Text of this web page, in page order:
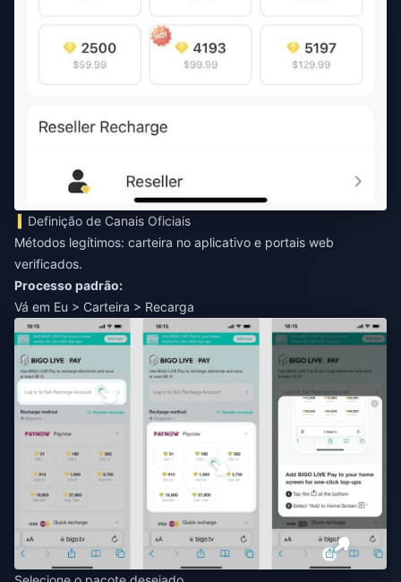
Definição de Canais Oficiais
Métodos legítimos: carteira no aplicativo e portais web
verificados.
Processo padrão:
Vá em Eu > Carteira > Recarga